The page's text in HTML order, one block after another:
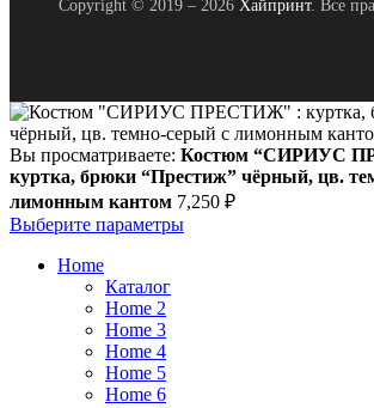
Copyright © 2019 – 2026 Хайпринт. Все
Вы просматриваете: Костюм “СИРИУС
куртка, брюки “Престиж” чёрный, цв.
лимонным кантом 7,250 ₽
Выберите параметры
Home
Каталог
Home 2
Home 3
Home 4
Home 5
Home 6